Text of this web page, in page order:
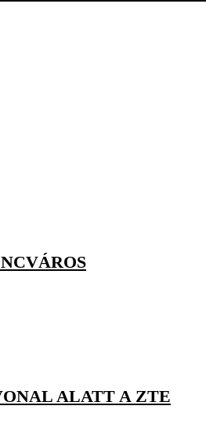
ALATT A ZTE